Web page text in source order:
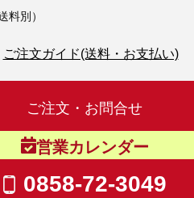
料別）
ご注文ガイド(送料・お支払い)
ご注文・お問合せ
営業カレンダー
0858-72-3049